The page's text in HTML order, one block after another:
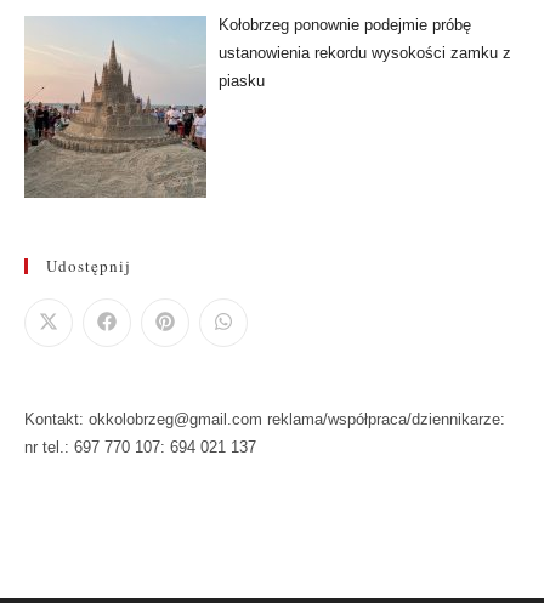
Kołobrzeg ponownie podejmie próbę
ustanowienia rekordu wysokości zamku z
piasku
Udostępnij
Kontakt: okkolobrzeg@gmail.com reklama/współpraca/dziennikarze:
nr tel.: 697 770 107: 694 021 137